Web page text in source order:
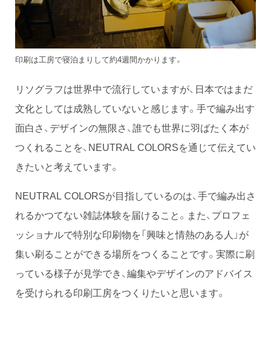
印刷は工房で寝泊まりして約4週間かかります。
リソグラフは世界中で流行していますが、日本ではまだ
文化としては成熟していないと感じます。手で編み出す
面白さ、デザインの無限さ、誰でも世界に羽ばたく本が
つくれることを、NEUTRAL COLORSを通じて伝えてい
きたいと考えています。
NEUTRAL COLORSが目指しているのは、手で編み出さ
れるかつてない雑誌体験を届けること。また、プロフェ
ッショナルで特別な印刷物を「興味と情熱のある人」が
集い刷ることができる場所をつくることです。実際に刷
っている様子が見学でき、編集やデザインのアドバイス
を受けられる印刷工房をつくりたいと思います。